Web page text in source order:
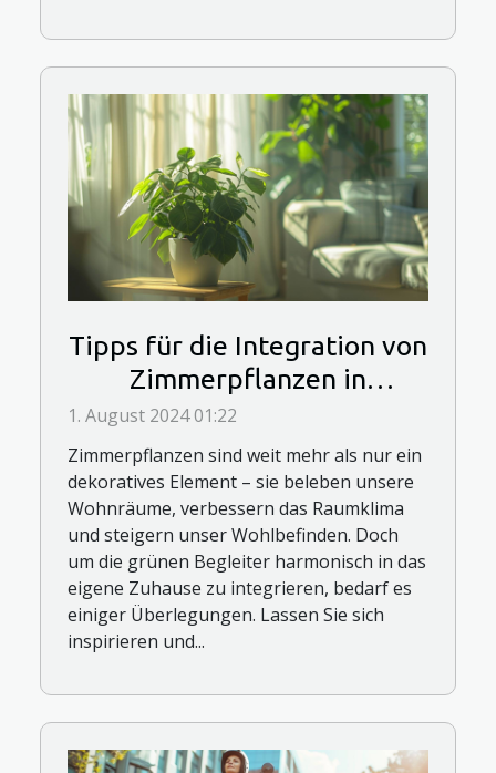
Tipps für die Integration von
Zimmerpflanzen in
verschiedene Wohnbereiche
1. August 2024 01:22
Zimmerpflanzen sind weit mehr als nur ein
dekoratives Element – sie beleben unsere
Wohnräume, verbessern das Raumklima
und steigern unser Wohlbefinden. Doch
um die grünen Begleiter harmonisch in das
eigene Zuhause zu integrieren, bedarf es
einiger Überlegungen. Lassen Sie sich
inspirieren und...